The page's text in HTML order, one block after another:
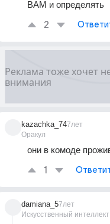
ВАМ и определять
2
kazachka_74
Оракул
7лет
они в комоде
1
damiana_5
Искусственный интеллект
7лет